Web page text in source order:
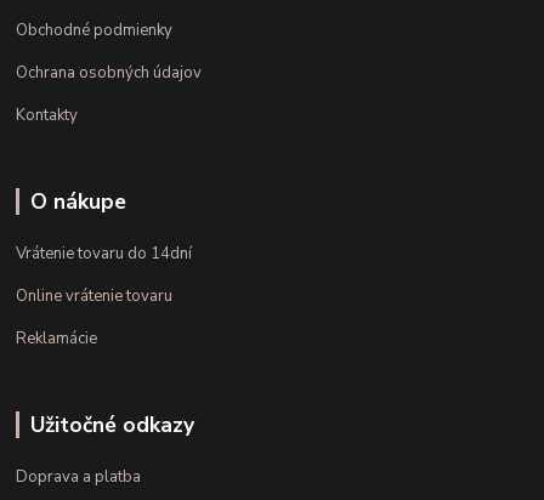
Obchodné podmienky
Ochrana osobných údajov
Kontakty
O nákupe
Vrátenie tovaru do 14dní
Online vrátenie tovaru
Reklamácie
Užitočné odkazy
Doprava a platba